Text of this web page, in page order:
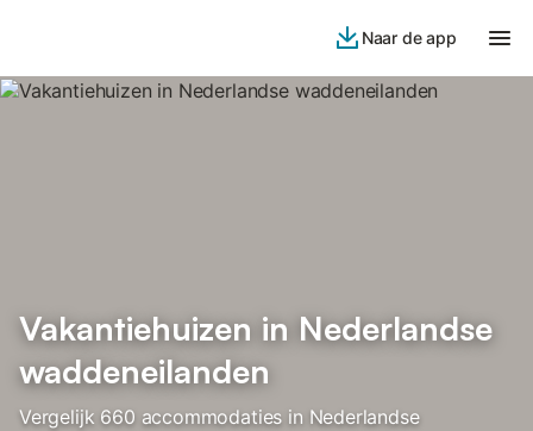
Naar de app
Vakantiehuizen in Nederlandse
waddeneilanden
Vergelijk 660 accommodaties in Nederlandse